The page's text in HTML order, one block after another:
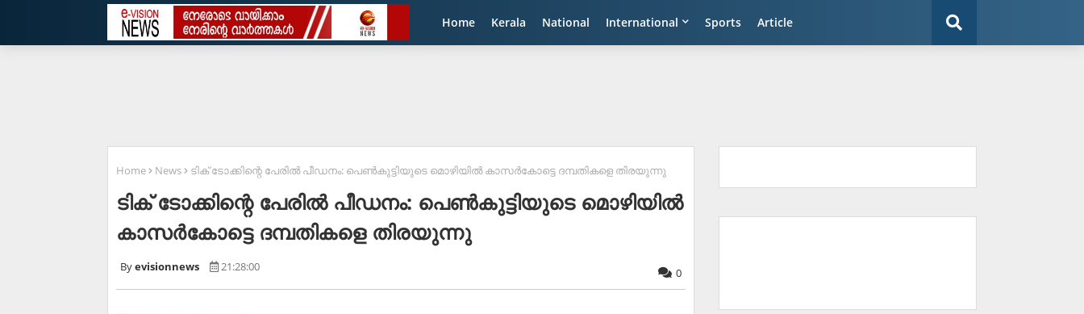
Home Kerala National International Sports Article
Home News ടിക് ടോക്കിന്റെ പേരില്‍ പീഡനം: പെണ്‍കുട്ടിയുടെ മൊഴിയില്‍ കാസര്‍കോട്ടെ ദമ്പതികളെ തിരയുന്നു
ടിക് ടോക്കിന്റെ പേരില്‍ പീഡനം: പെണ്‍കുട്ടിയുടെ മൊഴിയില്‍
കാസര്‍കോട്ടെ ദമ്പതികളെ തിരയുന്നു
evisionnews 21:28:00 0